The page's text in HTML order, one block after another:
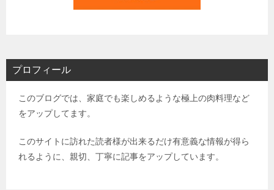
プロフィール
このブログでは、家庭でも楽しめるような極上の肉料理など
をアップしてます。
このサイトに訪れた読者様が出来るだけ有意義な情報が得ら
れるように、親切、丁寧に記事をアップしています。